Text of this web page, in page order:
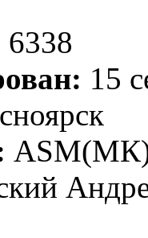
6338
15